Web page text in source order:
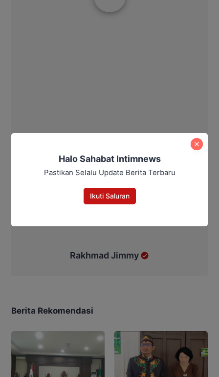
Rakhmad Jimmy
Berita Rekomendasi
Halo Sahabat Intimnews
Pastikan Selalu Update Berita Terbaru
Ikuti Saluran